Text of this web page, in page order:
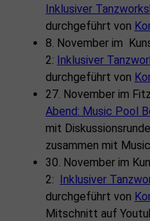
Inklusiver
durchgeführt von
8. November im
2: Inklusiver
durchgeführt von
27. November im
Abend: Music Pool
mit
zusammen mit
30. November im
2: Inklusiver
durchgeführt von
Mitschnitt auf